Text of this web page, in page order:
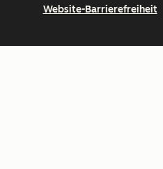
Website-Barrierefreiheit